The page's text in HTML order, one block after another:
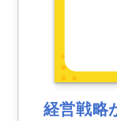
経営戦略